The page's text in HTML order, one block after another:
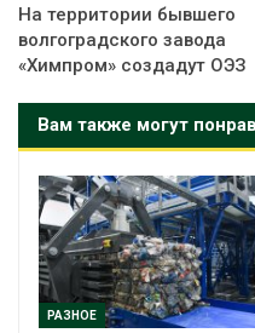
На территории бывшего
волгоградского завода
«Химпром» создадут ОЭЗ
Вам также могут
РАЗНОЕ